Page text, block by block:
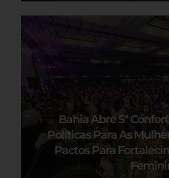
Bahia Abre 5ª
Políticas Para As
Pactos Para